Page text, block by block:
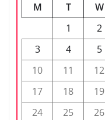
M
T W
1
2
3
4 5
10
11 12
17
18 19
24
25 26